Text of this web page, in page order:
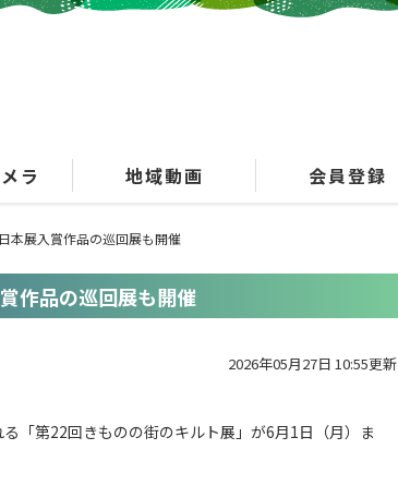
ラ 地域動画 会員登録
本展入賞作品の巡回展も開催
作品の巡回展も開催
2026年05月27日 10:55更新
「第22回きものの街のキルト展」が6月1日（月）ま